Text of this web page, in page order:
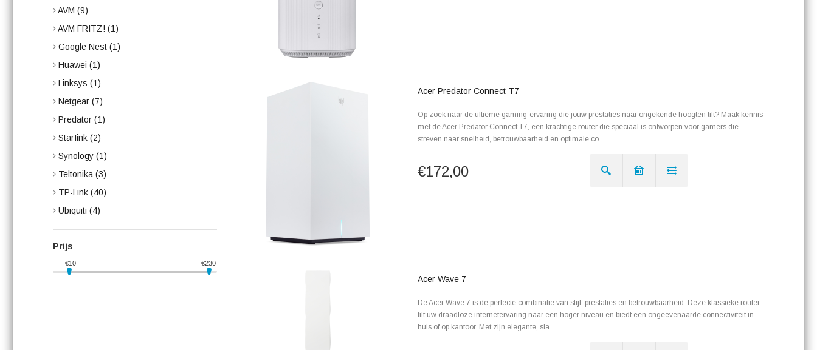
Acer Predator Connect T7
Op zoek naar de ultieme gaming-ervaring die jouw prestaties naar ongekende hoogten tilt? Maak kennis
met de Acer Predator Connect T7, een krachtige router die speciaal is ontworpen voor gamers die
streven naar snelheid, betrouwbaarheid en optimale co...
€172,00
Acer Wave 7
De Acer Wave 7 is de perfecte combinatie van stijl, prestaties en betrouwbaarheid. Deze klassieke router
tilt uw draadloze internetervaring naar een hoger niveau en biedt een ongeëvenaarde connectiviteit in
huis of op kantoor. Met zijn elegante, sla...
AVM (9)
AVM FRITZ! (1)
Google Nest (1)
Huawei (1)
Linksys (1)
Netgear (7)
Predator (1)
StarIink (2)
Synology (1)
Teltonika (3)
TP-Link (40)
Ubiquiti (4)
Prijs
€10 €230